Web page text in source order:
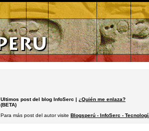
Ultimos post del blog InfoSerc | ¿Quién me enlaza?
(BETA)
Para más post del autor visite Blogsperú - InfoSerc -